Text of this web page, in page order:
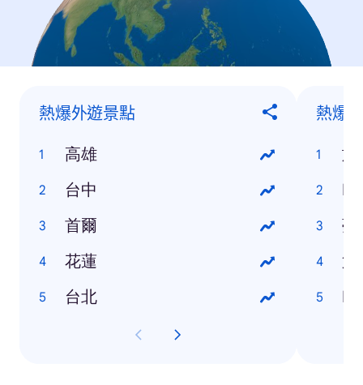
熱爆外遊景點
高雄
台中
首爾
花蓮
台北
熱爆
旅
夢
第